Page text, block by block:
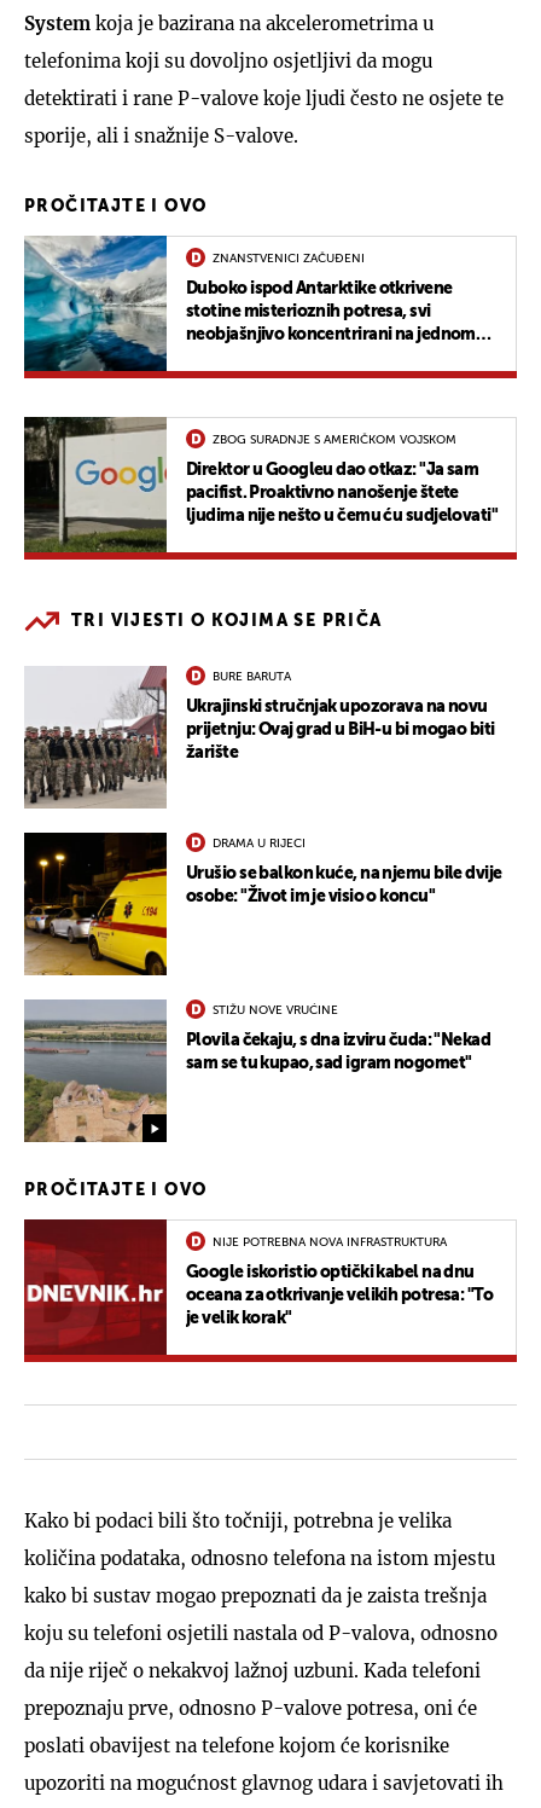
System koja je bazirana na akcelerometrima u
telefonima koji su dovoljno osjetljivi da mogu
detektirati i rane P-valove koje ljudi često ne osjete te
sporije, ali i snažnije S-valove.
PROČITAJTE I OVO
ZNANSTVENICI ZAČUĐENI
Duboko ispod Antarktike otkrivene
stotine misterioznih potresa, svi
neobjašnjivo koncentrirani na jednom
ZBOG SURADNJE S AMERIČKOM VOJSKOM
Direktor u Googleu dao otkaz: "Ja sam
pacifist. Proaktivno nanošenje štete
ljudima nije nešto u čemu ću sudjelovati"
TRI VIJESTI O KOJIMA SE PRIČA
BURE BARUTA
Ukrajinski stručnjak upozorava na novu
prijetnju: Ovaj grad u BiH-u bi mogao biti
žarište
DRAMA U RIJECI
Urušio se balkon kuće, na njemu bile dvije
osobe: "Život im je visio o koncu"
STIŽU NOVE VRUĆINE
Plovila čekaju, s dna izviru čuda: "Nekad
sam se tu kupao, sad igram nogomet"
PROČITAJTE I OVO
NIJE POTREBNA NOVA INFRASTRUKTURA
Google iskoristio optički kabel na dnu
oceana za otkrivanje velikih potresa: "To
je velik korak"
Kako bi podaci bili što točniji, potrebna je velika
količina podataka, odnosno telefona na istom mjestu
kako bi sustav mogao prepoznati da je zaista trešnja
koju su telefoni osjetili nastala od P-valova, odnosno
da nije riječ o nekakvoj lažnoj uzbuni. Kada telefoni
prepoznaju prve, odnosno P-valove potresa, oni će
poslati obavijest na telefone kojom će korisnike
upozoriti na mogućnost glavnog udara i savjetovati ih